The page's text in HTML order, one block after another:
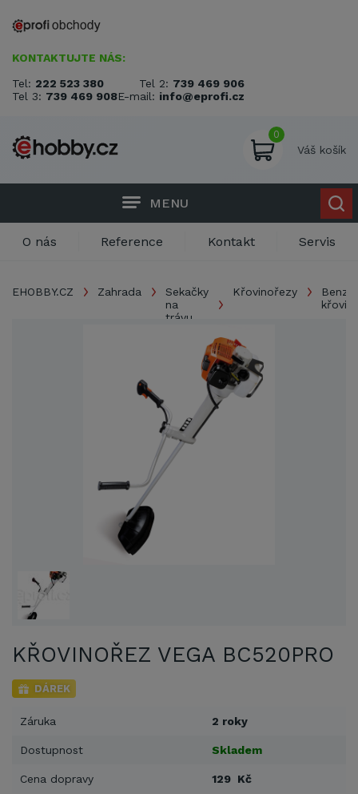
KONTAKTUJTE NÁS:
Tel: 222 523 380 Tel 2: 739 469 906
Tel 3: 739 469 908E-mail: info@eprofi.cz
0
Váš košík
MENU
O nás Reference Kontakt Servis
EHOBBY.CZ Zahrada
Sekačky
na
trávu
Křovinořezy
KŘOVINOŘEZ VEGA BC520PRO
DÁREK
Záruka 2 roky
Dostupnost Skladem
Cena dopravy 129 Kč